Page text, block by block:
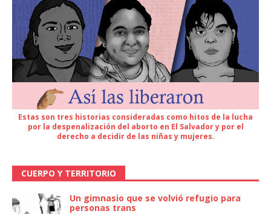
Estas son tres historias consideradas como hitos de la lucha
por la despenalización del aborto en El Salvador y por el
derecho a decidir de las niñas y mujeres.
CUERPO Y TERRITORIO
Un gimnasio que se volvió refugio para
personas trans